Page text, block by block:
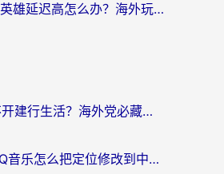
在国外玩300英雄延迟高怎么办？海外玩家亲测有效的加速器选择指南
日本怎么打不开建行生活？海外党必藏的回国加速指南（含丹麦国外影音问题破解）
在新西兰用QQ音乐怎么把定位修改到中国国内？海外党听歌追剧的实用指南